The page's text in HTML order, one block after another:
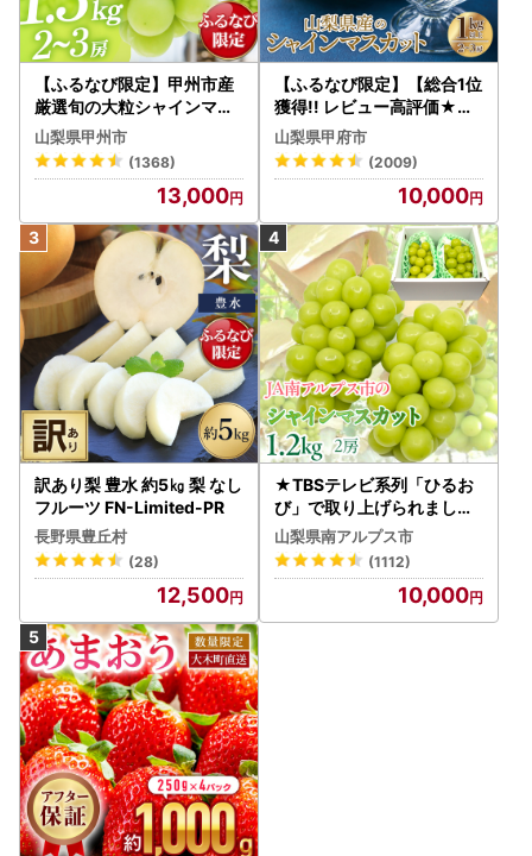
【ふるなび限定】甲州市産
厳選旬の大粒シャインマス
カット 約1.3kg 2～3房【2
026年発送】（MG）B12-
472 FN-Limited-VO シャ
インマスカット フルーツ
山梨県甲州市
(1368)
13,000
【ふるなび限定】【総合1位
獲得!! レビュー高評価★】
〈2026年度配送分〉山梨
県産 シャインマスカット 2
～3房（1.0kg以上）シャイ
ン フルーツ FN-Limited-S
P
山梨県甲府市
(2009)
10,000
訳あり梨 豊水 約5㎏ 梨 なし
フルーツ FN-Limited-PR
長野県豊丘村
(28)
12,500
★TBSテレビ系列「ひるお
び」で取り上げられました
！★＜2026年発送先行予
約＞絶品！南アルプス市産
シャインマスカット1.2kg A
LPAA003 | 人気 山梨産 高
評価 ランキング おすすめ |
山梨県南アルプス市
(1112)
10,000